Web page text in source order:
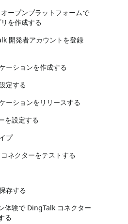
ープンプラットフォームで
を作成する
開発者アカウントを登録
ーションを作成する
定する
ーションをリリースする
を設定する
プ
ネクターをテストする
存する
体験で DingTalk コネクター
る